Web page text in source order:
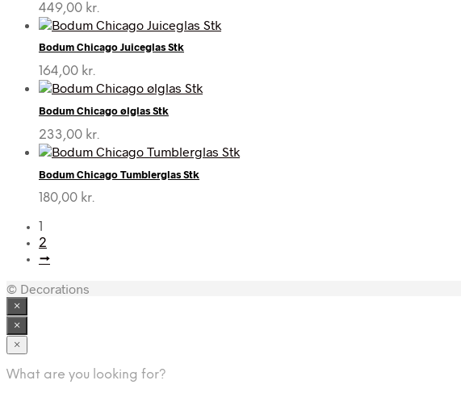
449,00 kr.
Bodum Chicago Juiceglas Stk
164,00 kr.
Bodum Chicago ølglas Stk
233,00 kr.
Bodum Chicago Tumblerglas Stk
180,00 kr.
1
2
→
© Decorations
×
×
×
What are you looking for?